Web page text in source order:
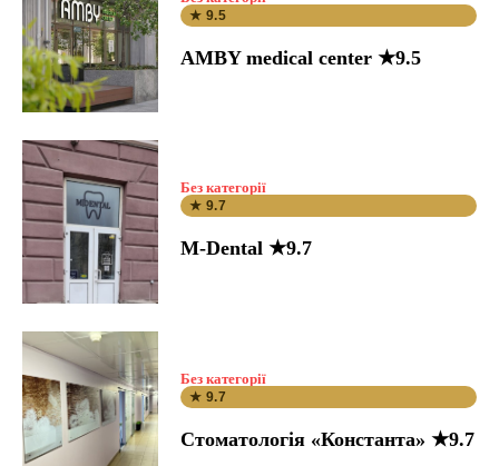
★ 9.5
AMBY medical center ★9.5
Без категорії
★ 9.7
M-Dental ★9.7
Без категорії
★ 9.7
Стоматологія «Константа» ★9.7